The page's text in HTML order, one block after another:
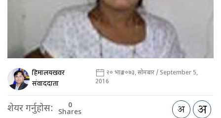
हिमालयखवर
संवाददाता
२० भाद्र २०७३, सोमबार / September 5,
2016
शेयर गर्नुहोस: 0
Shares